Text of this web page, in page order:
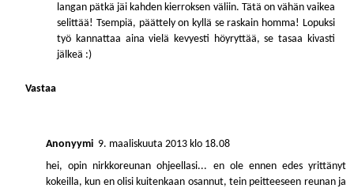
langan pätkä jäi kahden kierroksen väliin. Tätä on vähän vaikea
selittää! Tsempiä, päättely on kyllä se raskain homma! Lopuksi
työ kannattaa aina vielä kevyesti höyryttää, se tasaa kivasti
jälkeä :)
Vastaa
Anonyymi 9. maaliskuuta 2013 klo 18.08
hei, opin nirkkoreunan ohjeellasi... en ole ennen edes yrittänyt
kokeilla, kun en olisi kuitenkaan osannut, tein peitteeseen reunan ja